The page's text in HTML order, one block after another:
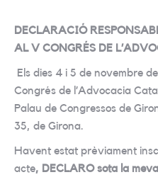
DECLARACIÓ
AL V CONGRÉS DE
Els dies 4 i 5 de novembre
Congrés de l’Advocacia
Palau de Congressos de
35, de Girona.
Havent estat prèviament
acte, DECLARO sota la